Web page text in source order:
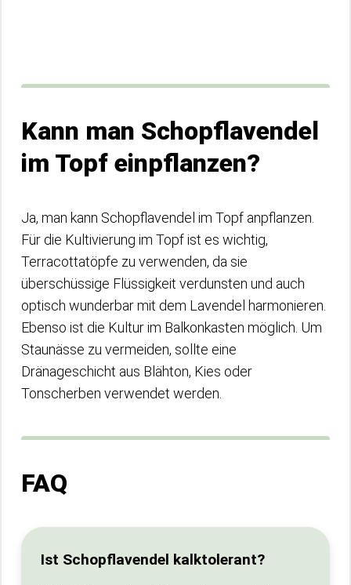
Kann man Schopflavendel
im Topf einpflanzen?
Ja, man kann Schopflavendel im Topf anpflanzen.
Für die Kultivierung im Topf ist es wichtig,
Terracottatöpfe zu verwenden, da sie
überschüssige Flüssigkeit verdunsten und auch
optisch wunderbar mit dem Lavendel harmonieren.
Ebenso ist die Kultur im Balkonkasten möglich. Um
Staunässe zu vermeiden, sollte eine
Dränageschicht aus Blähton, Kies oder
Tonscherben verwendet werden.
FAQ
Ist Schopflavendel kalktolerant?